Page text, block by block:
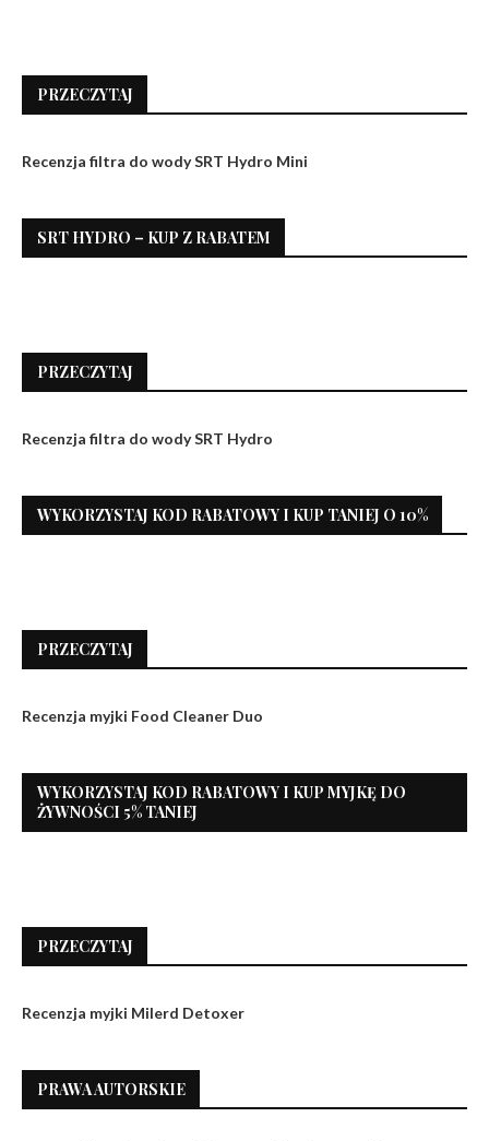
PRZECZYTAJ
Recenzja filtra do wody SRT Hydro Mini
SRT HYDRO – KUP Z RABATEM
PRZECZYTAJ
Recenzja filtra do wody SRT Hydro
WYKORZYSTAJ KOD RABATOWY I KUP TANIEJ O 10%
PRZECZYTAJ
Recenzja myjki Food Cleaner Duo
WYKORZYSTAJ KOD RABATOWY I KUP MYJKĘ DO
ŻYWNOŚCI 5% TANIEJ
PRZECZYTAJ
Recenzja myjki Milerd Detoxer
PRAWA AUTORSKIE